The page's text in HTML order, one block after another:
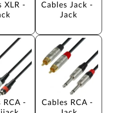
XLR -
Cables Jack -
Jack
RCA -
Cables RCA -